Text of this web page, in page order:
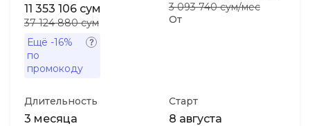
11 353 106 сум
37 124 880 сум
Ещё -16%
по
промокоду
От
3 093 740 сум/мес
Длительность
3 месяца
Старт
8 августа